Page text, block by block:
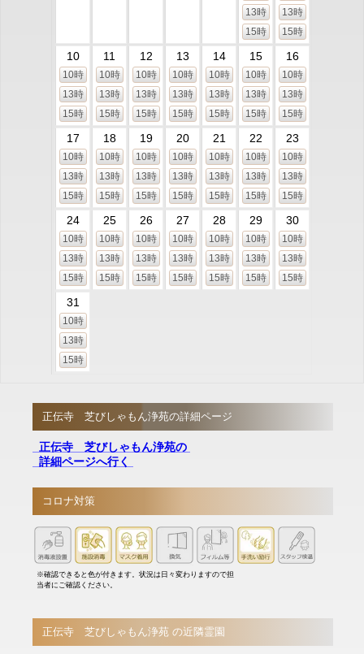
13時
15時
13時
15時
10
10時
13時
15時
11
10時
13時
15時
12
10時
13時
15時
13
10時
13時
15時
14
10時
13時
15時
15
10時
13時
15時
16
10時
13時
15時
17
10時
13時
15時
18
10時
13時
15時
19
10時
13時
15時
20
10時
13時
15時
21
10時
13時
15時
22
10時
13時
15時
23
10時
13時
15時
24
10時
13時
15時
25
10時
13時
15時
26
10時
13時
15時
27
10時
13時
15時
28
10時
13時
15時
29
10時
13時
15時
30
10時
13時
15時
31
10時
13時
15時
正伝寺 芝びしゃもん浄苑の詳細ページ
正伝寺 芝びしゃもん浄苑の
詳細ページへ行く
コロナ対策
※確認できると色が付きます。状況は日々変わりますので担
当者にご確認ください。
正伝寺 芝びしゃもん浄苑 の近隣霊園